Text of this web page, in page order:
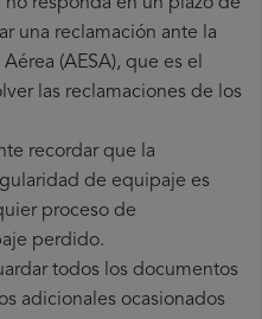
responda en un plazo de
una reclamación ante la
(AESA), que es el
las reclamaciones de los
recordar que la
de equipaje es
proceso de
perdido.
todos los documentos
adicionales ocasionados